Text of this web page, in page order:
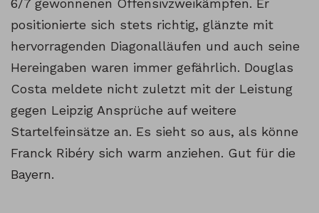
6/7 gewonnenen Offensivzweikämpfen. Er
positionierte sich stets richtig, glänzte mit
hervorragenden Diagonalläufen und auch seine
Hereingaben waren immer gefährlich. Douglas
Costa meldete nicht zuletzt mit der Leistung
gegen Leipzig Ansprüche auf weitere
Startelfeinsätze an. Es sieht so aus, als könne
Franck Ribéry sich warm anziehen. Gut für die
Bayern.